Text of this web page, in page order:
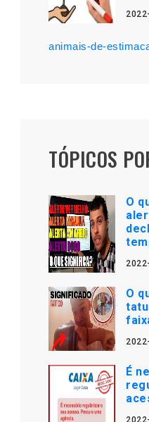
animais-de-
TÓPICOS
O
O
É